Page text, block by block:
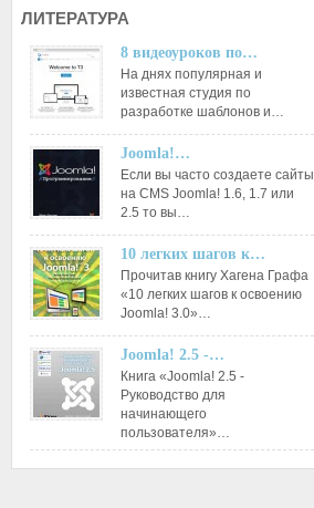
ЛИТЕРАТУРА
8 видеоуроков по…
На днях популярная и
известная студия по
разработке шаблонов и…
Joomla!…
Если вы часто создаете сайты
на CMS Joomla! 1.6, 1.7 или
2.5 то вы…
10 легких шагов к…
Прочитав книгу Хагена Графа
«10 легких шагов к освоению
Joomla! 3.0»…
Joomla! 2.5 -…
Книга «Joomla! 2.5 -
Руководство для
начинающего
пользователя»…